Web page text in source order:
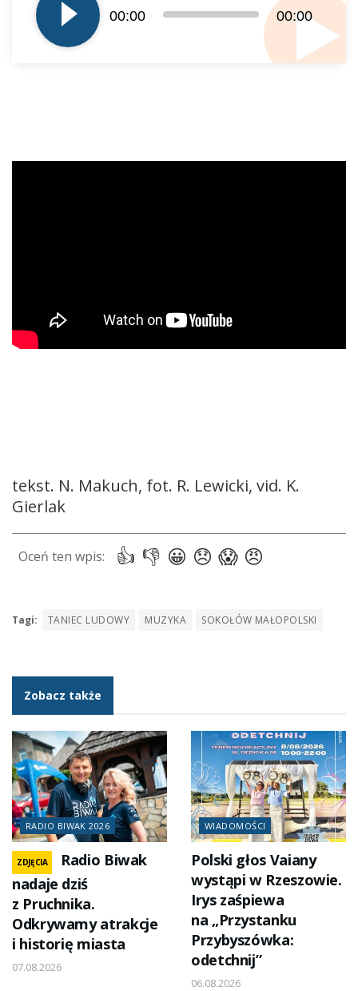
dźwiękowych
00:00 00:00
tekst. N. Makuch, fot. R. Lewicki, vid. K.
Gierlak
Tagi: TANIEC LUDOWY MUZYKA SOKOŁÓW MAŁOPOLSKI
Zobacz także
RADIO BIWAK 2026
ZDJĘCIA
Radio Biwak
nadaje dziś
z Pruchnika.
Odkrywamy atrakcje
i historię miasta
07.08.2026
WIADOMOŚCI
Polski głos Vaiany
wystąpi w Rzeszowie.
Irys zaśpiewa
na „Przystanku
Przybyszówka:
odetchnij”
06.08.2026